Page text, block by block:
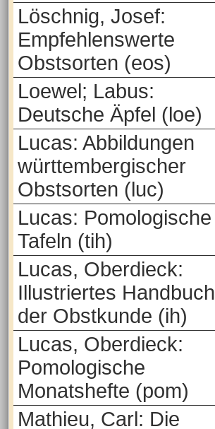
Löschnig, Josef:
Empfehlenswerte
Obstsorten (eos)
Loewel; Labus:
Deutsche Äpfel (loe)
Lucas: Abbildungen
württembergischer
Obstsorten (luc)
Lucas: Pomologische
Tafeln (tih)
Lucas, Oberdieck:
Illustriertes Handbuch
der Obstkunde (ih)
Lucas, Oberdieck:
Pomologische
Monatshefte (pom)
Mathieu, Carl: Die